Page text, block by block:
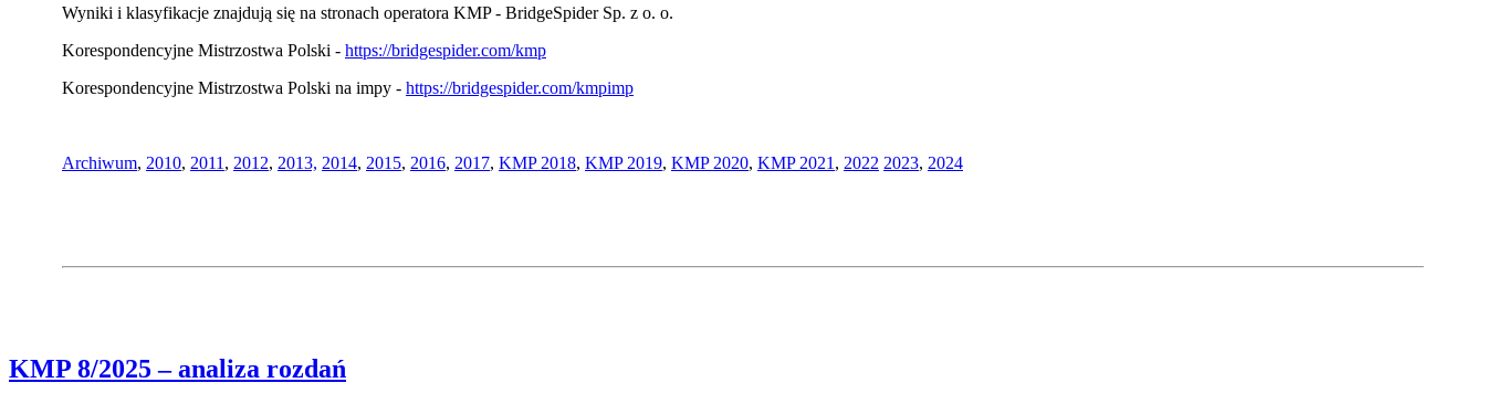
Wyniki i klasyfikacje znajdują się na stronach operatora KMP - BridgeSpider Sp. z o. o.
Korespondencyjne Mistrzostwa Polski - https://bridgespider.com/kmp
Korespondencyjne Mistrzostwa Polski na impy - https://bridgespider.com/kmpimp
Archiwum, 2010, 2011 , 2012, 2013, 2014, 2015, 2016, 2017, KMP 2018, KMP 2019, KMP 2020, KMP 2021 , 2022 2023, 2024
KMP 8/2025 – analiza rozdań